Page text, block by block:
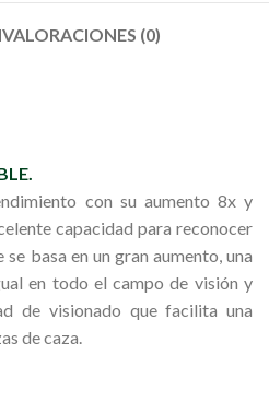
VALORACIONES (0)
con su aumento 8x y
capacidad para reconocer
basa en un gran aumento, una
en todo el campo de visión y
de visionado que facilita una
de caza.